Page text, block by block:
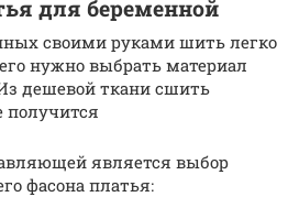
для беременной
своими руками шить легко
нужно выбрать материал
дешевой ткани сшить
получится
является выбор
фасона платья: